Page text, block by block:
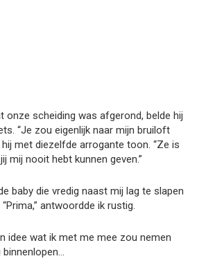
onze scheiding was afgerond, belde hij
“Je zou eigenlijk naar mijn bruiloft
met diezelfde arrogante toon. “Ze is
mij nooit hebt kunnen geven.”
baby die vredig naast mij lag te slapen
antwoordde ik rustig.
idee wat ik met me mee zou nemen